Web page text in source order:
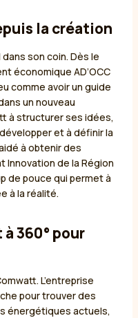
la création
son coin. Dès le
économique AD’OCC
comme avoir un guide
un nouveau
à structurer ses idées,
et à définir la
à obtenir des
Innovation de la Région
de pouce qui permet à
à la réalité.
360° pour
L’entreprise
pour trouver des
énergétiques actuels,